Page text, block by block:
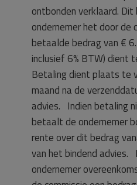
ontbonden verklaard.
ondernemer het door de
betaalde bedrag van €
inclusief 6% BTW) dient
Betaling dient plaats te
maand na de
advies. Indien betaling
betaalt de ondernemer
rente over dit bedrag
van het bindend advies.
ondernemer